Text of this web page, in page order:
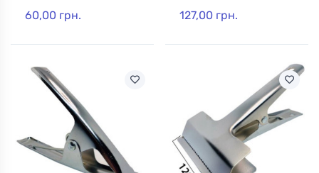
60,00 грн. 127,00 грн.